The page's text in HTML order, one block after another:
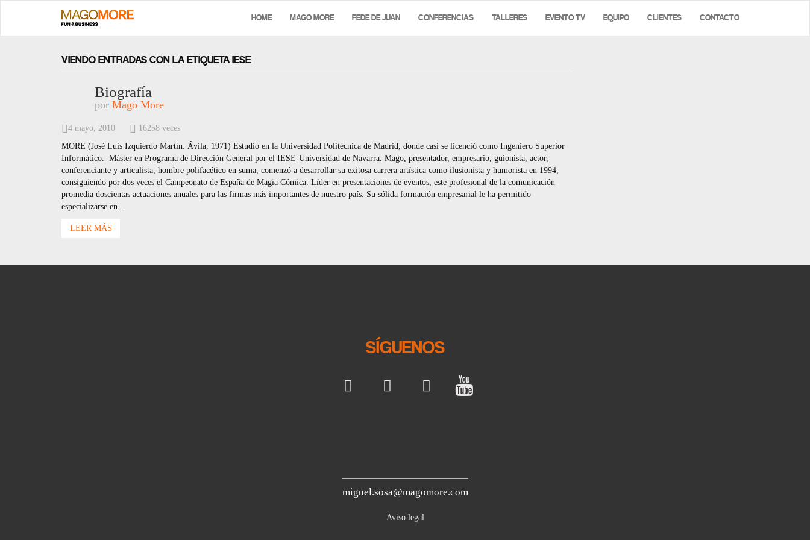
HOME MAGO MORE FEDE DE JUAN CONFERENCIAS TALLERES EVENTO TV EQUIPO CLIENTES CONTACTO
VIENDO ENTRADAS CON LA ETIQUETA IESE
Biografía
por Mago More
4 mayo, 2010
16258 veces
MORE (José Luis Izquierdo Martín: Ávila, 1971) Estudió en la Universidad Politécnica de Madrid, donde casi se licenció como Ingeniero Superior
Informático. Máster en Programa de Dirección General por el IESE-Universidad de Navarra. Mago, presentador, empresario, guionista, actor,
conferenciante y articulista, hombre polifacético en suma, comenzó a desarrollar su exitosa carrera artística como ilusionista y humorista en 1994,
consiguiendo por dos veces el Campeonato de España de Magia Cómica. Líder en presentaciones de eventos, este profesional de la comunicación
promedia doscientas actuaciones anuales para las firmas más importantes de nuestro país. Su sólida formación empresarial le ha permitido
especializarse en…
LEER MÁS
SÍGUENOS
miguel.sosa@magomore.com
Aviso legal